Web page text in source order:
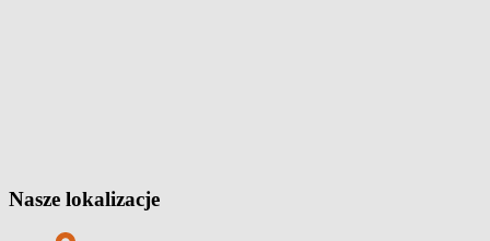
Nasze lokalizacje